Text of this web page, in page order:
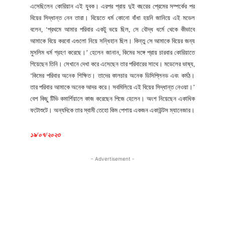
এসেছিলেন কোরিয়ান এই যুবক। এরপর প্রায় দুই বছরের প্রেমের সম্পর্কের পর
বিয়ের সিদ্ধান্ত নেন তারা। বিয়েতে ধর্ম কোনো বাঁধা হয়নি জানিয়ে এই মডেল
বলেন, ‘প্রথমে আমার পরিবার একটু ভয়ে ছিল, সে বৌদ্ধ ধর্মে থেকে কীভাবে
আমাকে বিয়ে করবো এগুলো নিয়ে সন্ধিহান ছিল। কিন্তু সে আমাকে বিয়ের জন্য
মুসলিম ধর্ম গ্রহণ করেছে।’ হেলেন জানান, কিমের সঙ্গে প্রায় চারবার কোরিয়াতে
গিয়েছেন তিনি। সেখানে দেখা করে এসেছেন তার পরিবারের সাথে। মডেলের ভাষ্য,
‘কিমের পরিবার অনেক শিক্ষিত। তাদের কালচার অনেক ডিসিপ্লিনড এবং কর্মঠ।
তার পরিবার আমাকে অনেক আদর করে। সবমিলিয়ে এই বিয়ের সিদ্ধান্ত নেওয়া।’
বেশ কিছু টিভি কমার্শিয়ালে কাজ করেছেন পিজে হেলেন। অংশ নিয়েছেন একাধিক
ফটোশুটে। অন্যদিকে তার স্বামী তেহো কিম পেশায় একজন একাউন্টস ম্যানেজার।
১৯/০৭/২০২৩
- Advertisement -